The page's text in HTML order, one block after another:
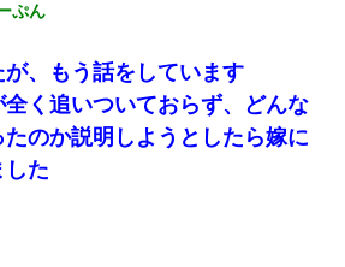
ぷん
が、もう話をしています
全く追いついておらず、どんな
のか説明しようとしたら嫁に
した